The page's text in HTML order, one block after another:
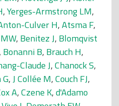
,Yerges-Armstrong LM,
Culver H,Atsma F,
, Benitez J, Blomqvist
, Bonanni B, Brauch H,
Claude J,Chanock S,
,J Collée M,Couch FJ,
A,Czene K,d'Adamo